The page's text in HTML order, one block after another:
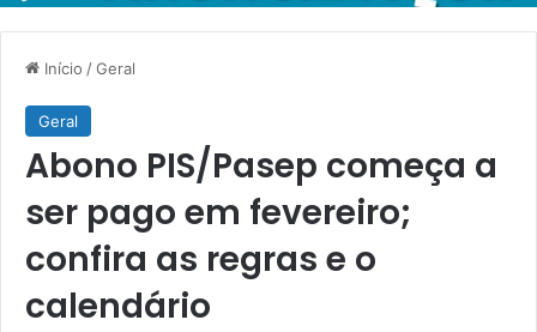
Início /Geral
Geral
Abono PIS/Pasep começa a
ser pago em fevereiro;
confira as regras e o
calendário